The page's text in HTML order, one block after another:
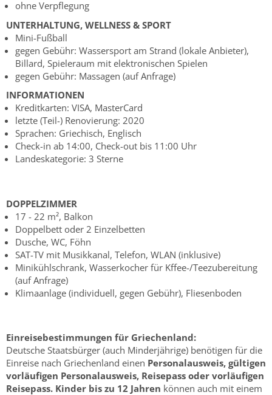
ohne Verpflegung
UNTERHALTUNG, WELLNESS & SPORT
Mini-Fußball
gegen Gebühr: Wassersport am Strand (lokale Anbieter),
Billard, Spieleraum mit elektronischen Spielen
gegen Gebühr: Massagen (auf Anfrage)
INFORMATIONEN
Kreditkarten: VISA, MasterCard
letzte (Teil-) Renovierung: 2020
Sprachen: Griechisch, Englisch
Check-in ab 14:00, Check-out bis 11:00 Uhr
Landeskategorie: 3 Sterne
DOPPELZIMMER
17 - 22 m², Balkon
Doppelbett oder 2 Einzelbetten
Dusche, WC, Föhn
SAT-TV mit Musikkanal, Telefon, WLAN (inklusive)
Minikühlschrank, Wasserkocher für Kffee-/Teezubereitung
(auf Anfrage)
Klimaanlage (individuell, gegen Gebühr), Fliesenboden
Einreisebestimmungen für Griechenland:
Deutsche Staatsbürger (auch Minderjährige) benötigen für die
Einreise nach Griechenland einen Personalausweis, gültigen
vorläufigen Personalausweis, Reisepass oder vorläufigen
Reisepass. Kinder bis zu 12 Jahren können auch mit einem